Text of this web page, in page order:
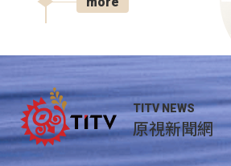
TITV NEWS
原視新聞網